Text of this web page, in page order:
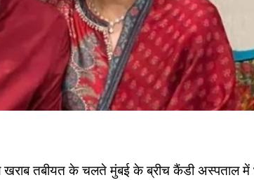
खराब तबीयत के चलते मुंबई के ब्रीच कैंडी अस्पताल में